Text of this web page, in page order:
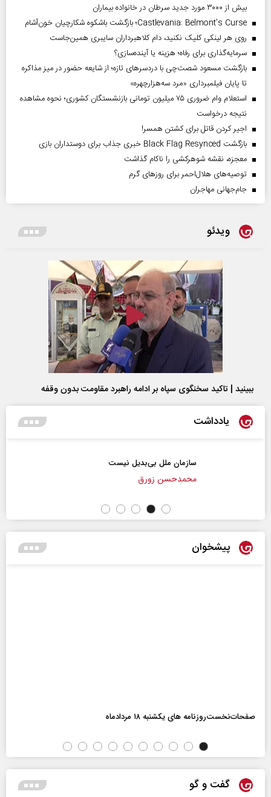
بیش از ۳۰۰۰ مورد جدید سرطان در خانواده بیماران
Castlevania: Belmont’s Curse؛ بازگشت باشکوه شکارچیان خون‌آشام
روی هر لینکی کلیک نکنید، دام کلاهبرداران سایبری همین‌جاست
سرمایه‌گذاری برای رفاه؛ هزینه یا آینده‌سازی؟
بازگشت مسعود شصت‌چی با دردسر‌های تازه؛ از شایعه حضور در میز مذاکره
تا پایان فیلمبرداری «مرد سه‌هزارچهره»
استعلام وام ضروری ۷۵ میلیون تومانی بازنشستگان کشوری؛ نحوه مشاهده
نتیجه درخواست
اجیر کردن قاتل برای کشتن همسر!
بازگشت Black Flag Resynced خبری جذاب برای دوستداران بازی
معجزه، نقشه شوهرکشی را ناکام گذاشت
توصیه‌های هلال‌احمر برای روز‌های گرم
جام‌جهانی مهاجران
ویدئو
ببینید | تاکید سخنگوی سپاه بر ادامه راهبرد مقاومت بدون وقفه
یادداشت
سازمان ملل بی‌بدیل نیست
محمدحسن زورق
پیشخوان
صفحات‌نخست‌روزنامه ها‌ی یکشنبه ۱۸ مردادماه
گفت و گو